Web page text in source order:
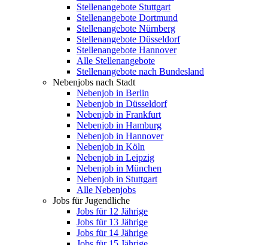
Stellenangebote Stuttgart
Stellenangebote Dortmund
Stellenangebote Nürnberg
Stellenangebote Düsseldorf
Stellenangebote Hannover
Alle Stellenangebote
Stellenangebote nach Bundesland
Nebenjobs nach Stadt
Nebenjob in Berlin
Nebenjob in Düsseldorf
Nebenjob in Frankfurt
Nebenjob in Hamburg
Nebenjob in Hannover
Nebenjob in Köln
Nebenjob in Leipzig
Nebenjob in München
Nebenjob in Stuttgart
Alle Nebenjobs
Jobs für Jugendliche
Jobs für 12 Jährige
Jobs für 13 Jährige
Jobs für 14 Jährige